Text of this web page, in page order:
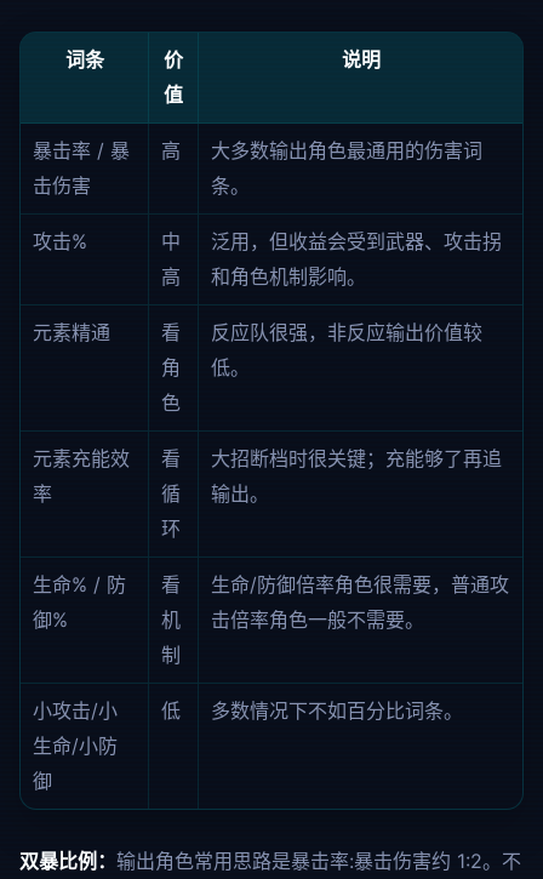
词条
价
值
说明
暴击率 / 暴
击伤害
高
大多数输出角色最通用的伤害词
条。
攻击%
中
高
泛用，但收益会受到武器、攻击拐
和角色机制影响。
元素精通
看
角
色
反应队很强，非反应输出价值较
低。
元素充能效
率
看
循
环
大招断档时很关键；充能够了再追
输出。
生命% / 防
御%
看
机
制
生命/防御倍率角色很需要，普通攻
击倍率角色一般不需要。
小攻击/小
生命/小防
御
低 多数情况下不如百分比词条。
双暴比例： 输出角色常用思路是暴击率:暴击伤害约 1:2。不